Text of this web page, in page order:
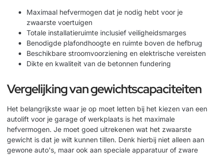
Maximaal hefvermogen dat je nodig hebt voor je
zwaarste voertuigen
Totale installatieruimte inclusief veiligheidsmarges
Benodigde plafondhoogte en ruimte boven de hefbrug
Beschikbare stroomvoorziening en elektrische vereisten
Dikte en kwaliteit van de betonnen fundering
Vergelijking van gewichtscapaciteiten
Het belangrijkste waar je op moet letten bij het kiezen van een
autolift voor je garage of werkplaats is het maximale
hefvermogen. Je moet goed uitrekenen wat het zwaarste
gewicht is dat je wilt kunnen tillen. Denk hierbij niet alleen aan
gewone auto's, maar ook aan speciale apparatuur of zware